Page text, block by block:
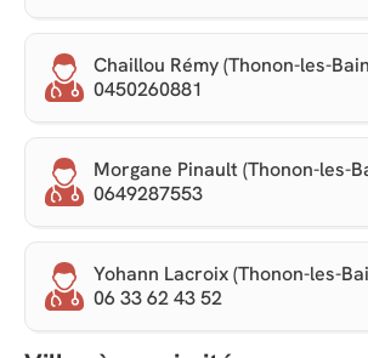
Chaillou Rémy (Thonon-les-
0450260881
Morgane Pinault (Thonon-les-
0649287553
Yohann Lacroix (Thonon-les-
06 33 62 43 52